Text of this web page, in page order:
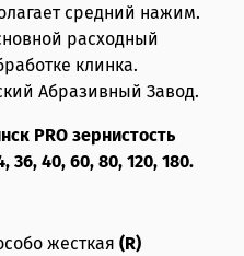
средний нажим.
расходный
клинка.
Абразивный Завод.
PRO зернистость
36, 40, 60, 80, 120, 180.
жесткая (R)